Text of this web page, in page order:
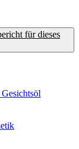
für dieses